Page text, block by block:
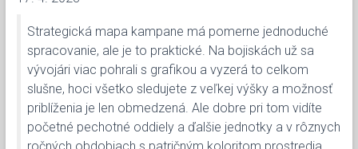
Strategická mapa kampane má pomerne jednoduché
spracovanie, ale je to praktické. Na bojiskách už sa
vývojári viac pohrali s grafikou a vyzerá to celkom
slušne, hoci všetko sledujete z veľkej výšky a možnosť
priblíženia je len obmedzená. Ale dobre pri tom vidíte
početné pechotné oddiely a ďalšie jednotky a v rôznych
ročných obdobiach s patričným koloritom prostredia.